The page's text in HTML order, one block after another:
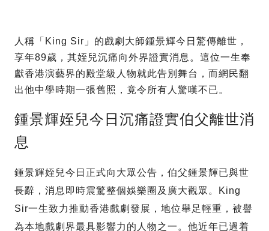
人稱「King Sir」的戲劇大師鍾景輝今日驚傳離世，
享年89歲，其姪兒沉痛向外界證實消息。這位一生奉
獻香港演藝界的殿堂級人物就此告別舞台，而網民翻
出他中學時期一張舊照，竟令所有人驚嘆不已。
鍾景輝姪兒今日沉痛證實伯父離世消
息
鍾景輝姪兒今日正式向大眾公告，伯父鍾景輝已與世
長辭，消息即時震驚整個娛樂圈及廣大觀眾。King
Sir一生致力推動香港戲劇發展，地位舉足輕重，被譽
為本地戲劇界最具影響力的人物之一。他近年已過着